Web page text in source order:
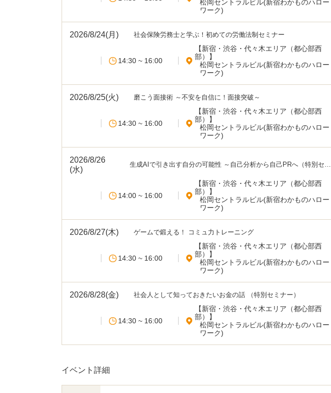
松岡セントラルビル(新宿わかものハロー
ワーク)
2026/8/24(月) 社会保険労務士と学ぶ！初めての労働法制セミナー
14:30 ~ 16:00
【新宿・渋谷・代々木エリア（都心部西
部）】
松岡セントラルビル(新宿わかものハロー
ワーク)
2026/8/25(火) 磨こう面接術 ～不安を自信に！面接突破～
14:30 ~ 16:00
【新宿・渋谷・代々木エリア（都心部西
部）】
松岡セントラルビル(新宿わかものハロー
ワーク)
2026/8/26
(水)
生成AIで引き出す自分の可能性 ～自己分析から自己PRへ（特別セミ
14:00 ~ 16:00
【新宿・渋谷・代々木エリア（都心部西
部）】
松岡セントラルビル(新宿わかものハロー
ワーク)
2026/8/27(木) ゲームで鍛える！ コミュ力トレーニング
14:30 ~ 16:00
【新宿・渋谷・代々木エリア（都心部西
部）】
松岡セントラルビル(新宿わかものハロー
ワーク)
2026/8/28(金) 社会人として知っておきたいお金の話 （特別セミナー）
14:30 ~ 16:00
【新宿・渋谷・代々木エリア（都心部西
部）】
松岡セントラルビル(新宿わかものハロー
ワーク)
イベント詳細